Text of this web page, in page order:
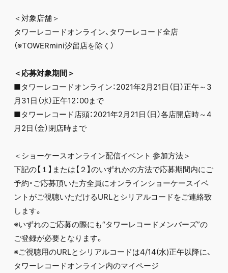
＜対象店舗＞
タワーレコードオンライン、タワーレコード全店
（※TOWERmini汐留店を除く）
＜応募対象期間＞
■タワーレコードオンライン：2021年2月21日（日）正午～3
月31日（水）正午12：00まで
■タワーレコード店頭：2021年2月21日（日）各店開店時～4
月2日（金）閉店時まで
＜ショーケースオンライン配信イベント 参加方法＞
下記の【１】または【２】のいずれかの方法で応募期間内にご
予約・ご応募頂いた方全員にオンラインショーケースイベ
ントがご視聴いただけるURLとシリアルコードをご連絡致
します。
※いずれのご応募の際にも“タワーレコードメンバーズ”の
ご登録が必要となります。
※ご視聴用のURLとシリアルコードは4/14(水)正午以降に、
タワーレコードオンライン内のマイページ